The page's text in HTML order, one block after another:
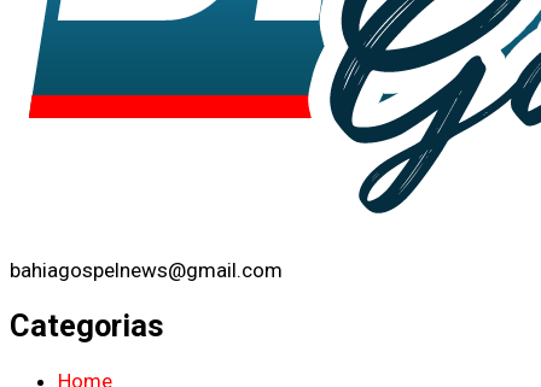
bahiagospelnews@gmail.com
Categorias
Home